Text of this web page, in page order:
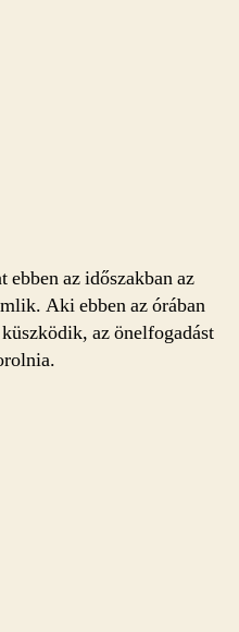
az időszakban az
Aki ebben az órában
az önelfogadást